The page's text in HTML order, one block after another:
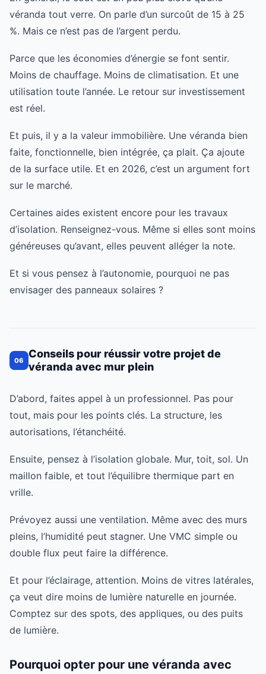
véranda tout verre. On parle d’un surcoût de 15 à 25
%. Mais ce n’est pas de l’argent perdu.
Parce que les économies d’énergie se font sentir.
Moins de chauffage. Moins de climatisation. Et une
utilisation toute l’année. Le retour sur investissement
est réel.
Et puis, il y a la valeur immobilière. Une véranda bien
faite, fonctionnelle, bien intégrée, ça plait. Ça ajoute
de la surface utile. Et en 2026, c’est un argument fort
sur le marché.
Certaines aides existent encore pour les travaux
d’isolation. Renseignez-vous. Même si elles sont moins
généreuses qu’avant, elles peuvent alléger la note.
Et si vous pensez à l’autonomie, pourquoi ne pas
envisager des panneaux solaires ?
06
Conseils pour réussir votre projet de
véranda avec mur plein
D’abord, faites appel à un professionnel. Pas pour
tout, mais pour les points clés. La structure, les
autorisations, l’étanchéité.
Ensuite, pensez à l’isolation globale. Mur, toit, sol. Un
maillon faible, et tout l’équilibre thermique part en
vrille.
Prévoyez aussi une ventilation. Même avec des murs
pleins, l’humidité peut stagner. Une VMC simple ou
double flux peut faire la différence.
Et pour l’éclairage, attention. Moins de vitres latérales,
ça veut dire moins de lumière naturelle en journée.
Comptez sur des spots, des appliques, ou des puits
de lumière.
Pourquoi opter pour une véranda avec